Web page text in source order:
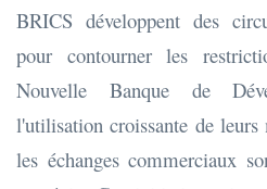
BRICS développent des
pour contourner les
Nouvelle Banque de
l'utilisation croissante de leurs
les échanges commerciaux